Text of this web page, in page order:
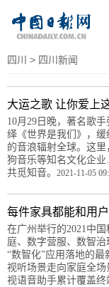
四川 > 四川新闻
大运之歌 让你爱上
10月29日晚，著名歌
绎《世界是我们》，
的音浪辐射全球。这
狗音乐等知名文化企
共觅知音。 2021-11-05
每件家具都能和用
在广州举行的2021中
庭、数字营服、数智
“数智化”应用落地的
视听场景走向家庭全场
视语音助手累计覆盖终